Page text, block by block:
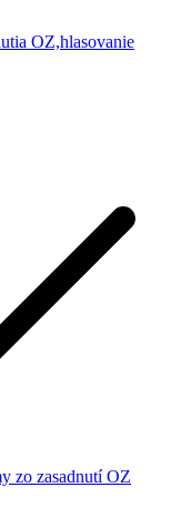
OZ,hlasovanie
zo zasadnutí OZ